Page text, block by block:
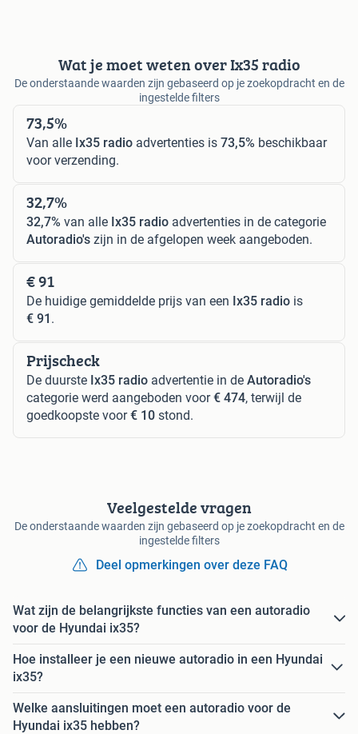
Wat je moet weten over Ix35 radio
De onderstaande waarden zijn gebaseerd op je zoekopdracht en de
ingestelde filters
73,5%
Van alle Ix35 radio advertenties is 73,5% beschikbaar
voor verzending.
32,7%
32,7% van alle Ix35 radio advertenties in de categorie
Autoradio's zijn in de afgelopen week aangeboden.
€ 91
De huidige gemiddelde prijs van een Ix35 radio is
€ 91 .
Prijscheck
De duurste Ix35 radio advertentie in de Autoradio's
categorie werd aangeboden voor€ 474, terwijl de
goedkoopste voor€ 10 stond.
Veelgestelde vragen
De onderstaande waarden zijn gebaseerd op je zoekopdracht en de
ingestelde filters
Deel opmerkingen over deze FAQ
Wat zijn de belangrijkste functies van een autoradio
voor de Hyundai ix35?
Hoe installeer je een nieuwe autoradio in een Hyundai
ix35?
Welke aansluitingen moet een autoradio voor de
Hyundai ix35 hebben?